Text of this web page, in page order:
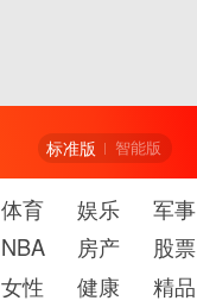
标准版 智能版
体育 娱乐 军事
NBA 房产 股票
女性 健康 精品